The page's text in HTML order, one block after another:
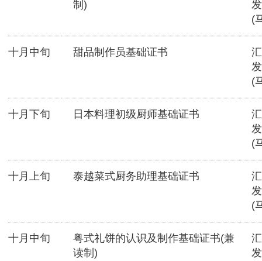
制)
(
十月中旬 甜品制作员基础证书
(
十月下旬 日本料理初级厨师基础证书
(
十月上旬 泰越菜式厨务助理基础证书
(
十月中旬
粤式礼饼的认识及制作基础证书(兼
读制)